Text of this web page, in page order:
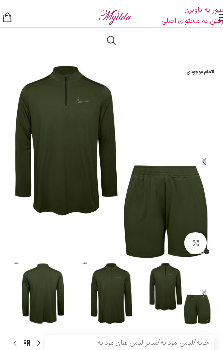
عبور به ناوبری
رفتن به محتوای اصلی
اتمام موجودی
بزرگنمایی تصویر
خانه/لباس مردانه/سایر لباس های مردانه